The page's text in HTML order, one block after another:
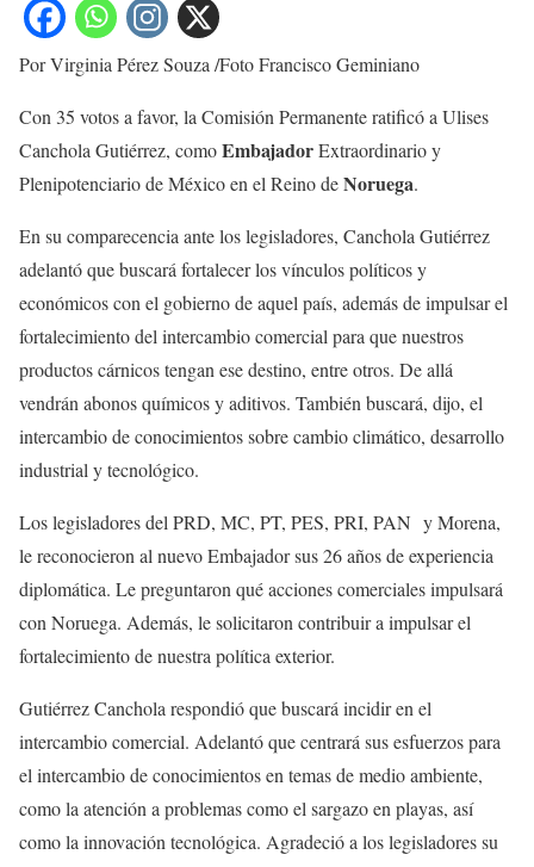
Por Virginia Pérez Souza /Foto Francisco Geminiano
Con 35 votos a favor, la Comisión Permanente ratificó a Ulises
Canchola Gutiérrez, comoEmbajadorExtraordinario y
Plenipotenciario de México en el Reino deNoruega.
En su comparecencia ante los legisladores, Canchola Gutiérrez
adelantó que buscará fortalecer los vínculos políticos y
económicos con el gobierno de aquel país, además de impulsar el
fortalecimiento del intercambio comercial para que nuestros
productos cárnicos tengan ese destino, entre otros. De allá
vendrán abonos químicos y aditivos. También buscará, dijo, el
intercambio de conocimientos sobre cambio climático, desarrollo
industrial y tecnológico.
Los legisladores del PRD, MC, PT, PES, PRI, PAN y Morena,
le reconocieron al nuevo Embajador sus 26 años de experiencia
diplomática. Le preguntaron qué acciones comerciales impulsará
con Noruega. Además, le solicitaron contribuir a impulsar el
fortalecimiento de nuestra política exterior.
Gutiérrez Canchola respondió que buscará incidir en el
intercambio comercial. Adelantó que centrará sus esfuerzos para
el intercambio de conocimientos en temas de medio ambiente,
como la atención a problemas como el sargazo en playas, así
como la innovación tecnológica. Agradeció a los legisladores su